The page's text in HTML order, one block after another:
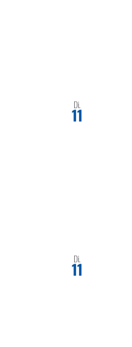
Di.
11
Di.
11